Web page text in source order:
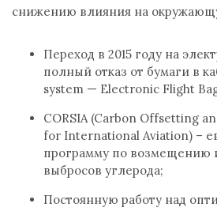
снижению влияния на
Переход в 2015 году на
полный отказ от бумаги в
system — Electronic Flight
CORSIA (Carbon Offsetting
for International Aviation) –
программу по возмещению
выбросов углерода;
Постоянную работу над